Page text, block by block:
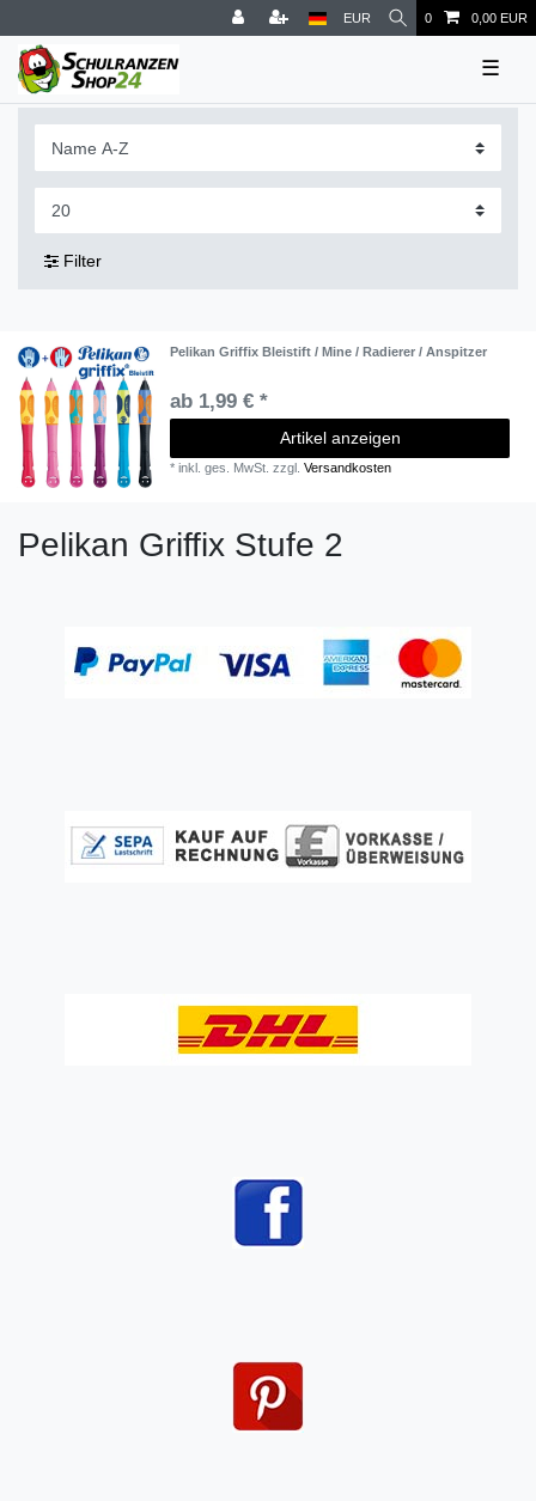
EUR 0 0,00 EUR
☰
Filter
Pelikan Griffix Bleistift / Mine / Radierer / Anspitzer
ab 1,99 € *
Artikel anzeigen
*inkl. ges. MwSt. zzgl.Versandkosten
Pelikan Griffix Stufe 2